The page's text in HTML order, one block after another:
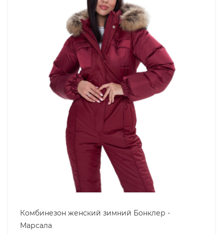
Комбинезон женский зимний Бонклер -
Марсала